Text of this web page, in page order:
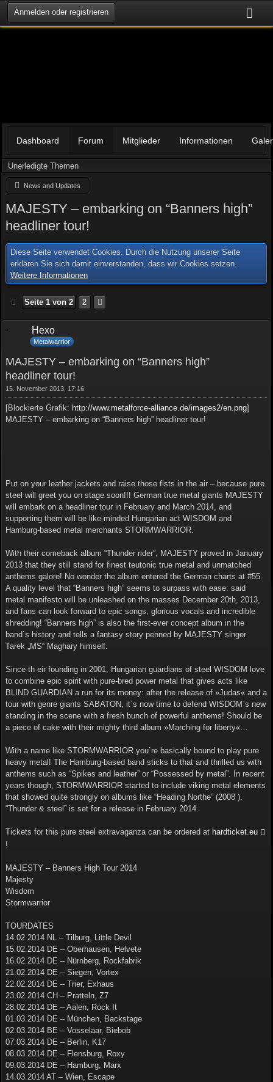
Anmelden oder registrieren
Dashboard Forum Mitglieder Informationen
Unerledigte Themen
News and Updates
MAJESTY – embarking on “Banners high”
headliner tour!
Diese Seite verwendet Cookies. Durch die Nutzung unserer Seite
erklären Sie sich damit einverstanden, dass wir Cookies setzen.
Weitere Informationen
Seite 1 von 2 2
Hexo
Metalwarrior
MAJESTY – embarking on “Banners high”
headliner tour!
15. November 2013, 17:16
[Blockierte Grafik: http://www.metalforce-alliance.de/images2/en.png]
MAJESTY – embarking on “Banners high” headliner tour!
Put on your leather jackets and raise those fists in the air – because pure
steel will greet you on stage soon!!! German true metal giants MAJESTY
will embark on a headliner tour in February and March 2014, and
supporting them will be like-minded Hungarian act WISDOM and
Hamburg-based metal merchants STORMWARRIOR.
With their comeback album “Thunder rider”, MAJESTY proved in January
2013 that they still stand for finest teutonic true metal and unmatched
anthems galore! No wonder the album entered the German charts at #55.
A quality level that “Banners high” seems to surpass with ease: said
metal manifesto will be unleashed on the masses December 20th, 2013,
and fans can look forward to epic songs, glorious vocals and incredible
shredding! “Banners high” is also the first-ever concept album in the
band`s history and tells a fantasy story penned by MAJESTY singer
Tarek „MS“ Maghary himself.
Since th eir founding in 2001, Hungarian guardians of steel WISDOM love
to combine epic spirit with pure-bred power metal that gives acts like
BLIND GUARDIAN a run for its money: after the release of »Judas« and a
tour with genre giants SABATON, it`s now time to defend WISDOM`s new
standing in the scene with a fresh bunch of powerful anthems! Should be
a piece of cake with their mighty third album »Marching for liberty«…
With a name like STORMWARRIOR you`re basically bound to play pure
heavy metal! The Hamburg-based band sticks to that and thrilled us with
anthems such as “Spikes and leather” or “Possessed by metal”. In recent
years though, STORMWARRIOR started to include viking metal elements
that showed quite strongly on albums like “Heading Northe” (2008 ).
“Thunder & steel” is set for a release in February 2014.
Tickets for this pure steel extravaganza can be ordered at hardticket.eu
!
MAJESTY – Banners High Tour 2014
Majesty
Wisdom
Stormwarrior
TOURDATES
14.02.2014 NL – Tilburg, Little Devil
15.02.2014 DE – Oberhausen, Helvete
16.02.2014 DE – Nürnberg, Rockfabrik
21.02.2014 DE – Siegen, Vortex
22.02.2014 DE – Trier, Exhaus
23.02.2014 CH – Pratteln, Z7
28.02.2014 DE – Aalen, Rock It
01.03.2014 DE – München, Backstage
02.03.2014 BE – Vosselaar, Biebob
07.03.2014 DE – Berlin, K17
08.03.2014 DE – Flensburg, Roxy
09.03.2014 DE – Hamburg, Marx
14.03.2014 AT – Wien, Escape